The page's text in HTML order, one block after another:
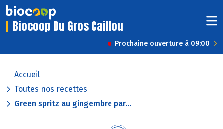
Biocoop Du Gros Caillou
Prochaine ouverture à 09:00
Accueil
Toutes nos recettes
Green spritz au gingembre par...